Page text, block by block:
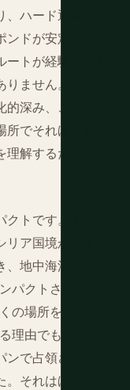
ハード通貨を持
ドが安定してい
トが経験したも
ません。それ
深み、この建築
でそれほど面白
解するための文
トです。国全体
ア国境からイス
地中海沿岸から
パクトさは物流的
の場所をカバー可
理由でもありま
で占領され、争
それはほとんど